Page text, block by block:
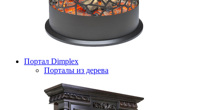
Портал Dimplex
Порталы из дерева